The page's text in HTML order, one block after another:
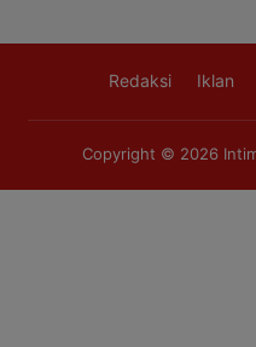
Redaksi Iklan
Copyright © 2026